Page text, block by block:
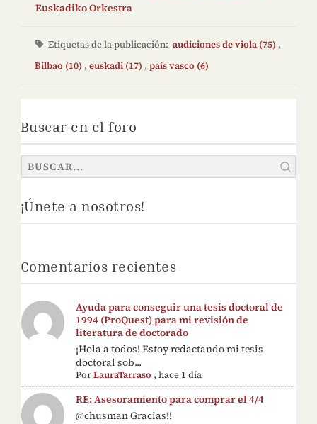
Euskadiko Orkestra
Etiquetas de la publicación:audiciones de viola (75) ,
Bilbao (10) , euskadi (17) , país vasco (6)
Buscar en el foro
¡Únete a nosotros!
Comentarios recientes
Ayuda para conseguir una tesis doctoral de
1994 (ProQuest) para mi revisión de
literatura de doctorado
¡Hola a todos! Estoy redactando mi tesis
doctoral sob...
PorLauraTarraso ,hace 1 día
RE: Asesoramiento para comprar el 4/4
@chusman Gracias!!